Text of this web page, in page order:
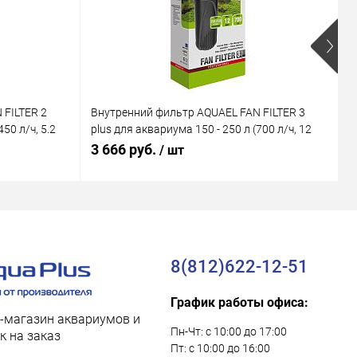
2
л/ч, 5.2
Внутренний фильтр AQUAEL FAN FILTER 3
plus для аквариума 150 - 250 л (700 л/ч, 12
Вт)
3 666 руб. / шт
магазин аквариумов и
на заказ
8(812)622-12-51
График работы офиса:
Пн-Чт: с 10:00 до 17:00
Пт: с 10:00 до 16:00